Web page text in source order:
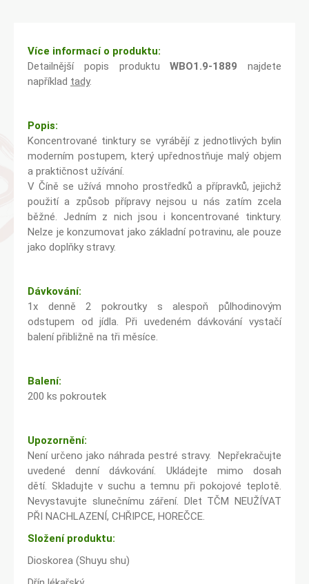
Více informací o produktu:
Detailnější popis produktuWBO1.9-1889 najdete
například tady.
Popis:
Koncentrované tinktury se vyrábějí z jednotlivých bylin
moderním postupem, který upřednostňuje malý objem
a praktičnost užívání.
V Číně se užívá mnoho prostředků a přípravků, jejichž
použití a způsob přípravy nejsou u nás zatím zcela
běžné. Jedním z nich jsou i koncentrované tinktury.
Nelze je konzumovat jako základní potravinu, ale pouze
jako doplňky stravy.
Dávkování:
1x denně 2 pokroutky s alespoň půlhodinovým
odstupem od jídla. Při uvedeném dávkování vystačí
balení přibližně na tři měsíce.
Balení:
200 ks pokroutek
Upozornění:
Není určeno jako náhrada pestré stravy. Nepřekračujte
uvedené denní dávkování. Ukládejte mimo dosah
dětí. Skladujte v suchu a temnu při pokojové teplotě.
Nevystavujte slunečnímu záření. Dlet TČM NEUŽÍVAT
PŘI NACHLAZENÍ, CHŘIPCE, HOREČCE.
Složení produktu:
Dioskorea (Shuyu shu)